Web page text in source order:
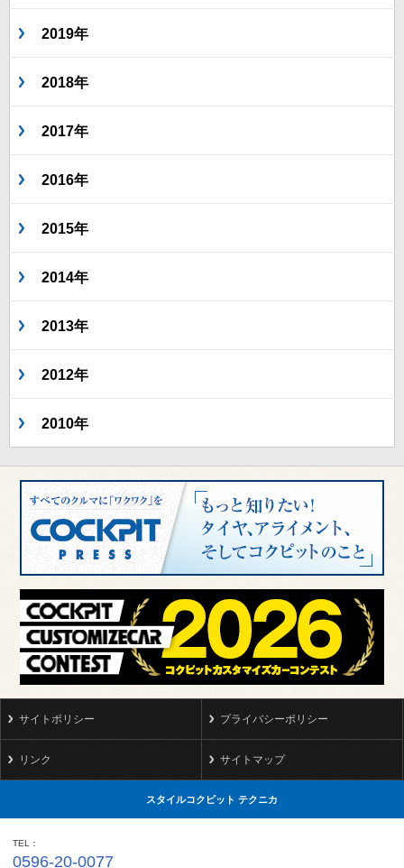
2019年
2018年
2017年
2016年
2015年
2014年
2013年
2012年
2010年
サイトポリシー プライバシーポリシー
リンク サイトマップ
スタイルコクピット テクニカ
TEL
0596-20-0077